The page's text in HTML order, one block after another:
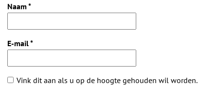
Naam *
E-mail*
Vink dit aan als u op de hoogte gehouden wil worden.